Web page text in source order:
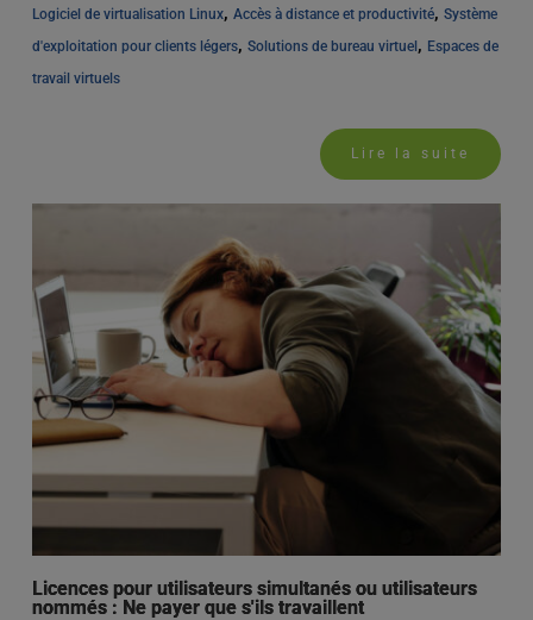
Logiciel de virtualisation Linux, Accès à distance et productivité, Système
d'exploitation pour clients légers, Solutions de bureau virtuel , Espaces de
travail virtuels
Lire la suite
Licences pour utilisateurs simultanés ou utilisateurs
nommés : Ne payer que s'ils travaillent